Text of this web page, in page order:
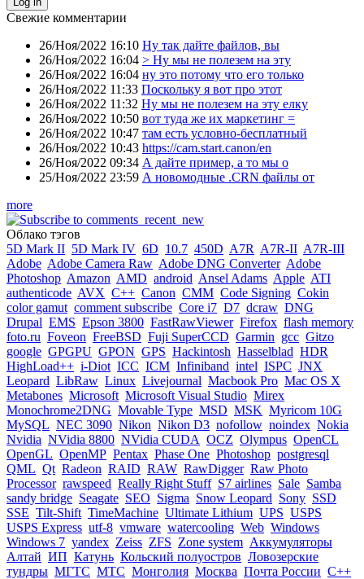
Свежие комментарии
26/Ноя/2022 16:10 Ну так дайте файлов, вы
26/Ноя/2022 16:04 > Ну мы не полезем на эту
26/Ноя/2022 16:04 ну это потому что его только
26/Ноя/2022 11:33 Поскольку я вот про этот
26/Ноя/2022 11:32 Ну мы не полезем на эту елку
26/Ноя/2022 10:50 вот туда же их маркетинг =
26/Ноя/2022 10:47 там есть условно-бесплатный
26/Ноя/2022 10:43 https://cam.start.canon/en
26/Ноя/2022 09:34 А дайте пример, а то мы о
25/Ноя/2022 23:59 А новомодные .CRN файлы от
more
Облако тэгов
5D Mark II 5D Mark IV 6D 10.7 450D A7R A7R-II A7R-III
Adobe Adobe Camera Raw Adobe DNG Converter Adobe
Photoshop Amazon AMD android Ansel Adams Apple ATI
authenticode AVX C++ Canon CMM Code Signing Cokin
color gamut comment subscribe Core i7 D7 dcraw DNG
Drupal EMS Epson 3800 FastRawViewer Firefox flash memory
foto.ru Foveon FreeBSD Fuji SuperCCD Garmin gcc Gitzo
google GPGPU GPON GPS Hackintosh Hasselblad HDR
HighLoad++ i-Diot ICC ICM Infiniband intel ISPC JNX
Leopard LibRaw Linux Livejournal Macbook Pro Mac OS X
Metabones Microsoft Microsoft Visual Studio Mirex
Monochrome2DNG Movable Type MSD MSK Myricom 10G
MySQL NEC 3090 Nikon Nikon D3 nofollow noindex Nokia
Nvidia NVidia 8800 NVidia CUDA OCZ Olympus OpenCL
OpenGL OpenMP Pentax Phase One Photoshop postgresql
QML Qt Radeon RAID RAW RawDigger Raw Photo
Processor rawspeed Really Right Stuff S7 airlines Sale Samba
sandy bridge Seagate SEO Sigma Snow Leopard Sony SSD
SSE Tilt-Shift TimeMachine Ultimate Lithium UPS USPS
USPS Express utf-8 vmware watercooling Web Windows
Windows 7 yandex Zeiss ZFS Zone system Аккумуляторы
Алтай ИП Катунь Кольский полуостров Ловозерские
тундры МГТС МТС Монголия Москва Почта России С++